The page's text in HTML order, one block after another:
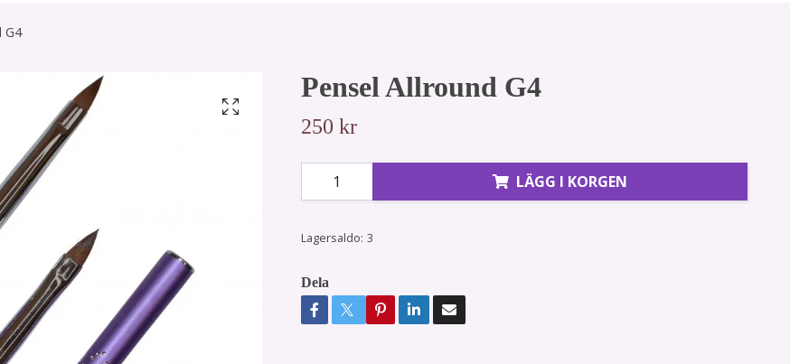
G4
Pensel Allround G4
250 kr
LÄGG I KORGEN
Lagersaldo: 3
Dela